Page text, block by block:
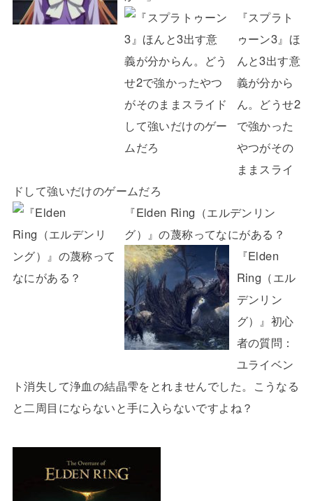
『スプラト
ゥーン3』ほ
んと3出す意
義が分から
ん。どうせ2
で強かった
やつがその
ままスライ
ドして強いだけのゲームだろ
『Elden Ring（エルデンリン
グ）』の蔑称ってなにがある？
『Elden
Ring（エル
デンリン
グ）』初心
者の質問：
ユライベン
ト消失して浄血の結晶雫をとれませんでした。こうなる
と二周目にならないと手に入らないですよね？